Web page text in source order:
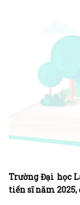
Trường Đại học
tiến sĩ năm 2025,